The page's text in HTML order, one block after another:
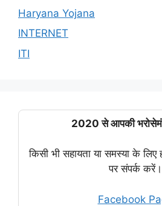
Haryana Yojana
INTERNET
ITI
2020 से आपकी
किसी भी सहायता या समस्या के
पर संपर्क करें।
Facebook